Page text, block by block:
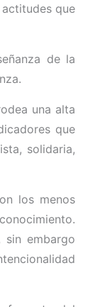
que
de la
una alta
que
solidaria,
los menos
sin embargo